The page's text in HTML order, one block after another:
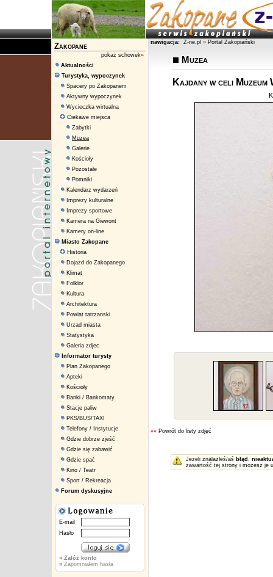
Zakopane
pokaż schowek»
Aktualności
Turystyka, wypoczynek
Spacery po Zakopanem
Aktywny wypoczynek
Wycieczka wirtualna
Ciekawe miejsca
Zabytki
Muzea
Galerie
Kościoły
Pozostałe
Pomniki
Kalendarz wydarzeń
Imprezy kulturalne
Imprezy sportowe
Kamera na Giewont
Kamery on-line
Miasto Zakopane
Historia
Dojazd do Zakopanego
Klimat
Folklor
Kultura
Architektura
Powiat tatrzanski
Urzad miasta
Statystyka
Galeria zdjec
Informator turysty
Plan Zakopanego
Apteki
Kościoły
Banki / Bankomaty
Stacje paliw
PKS/BUS/TAXI
Telefony / Instytucje
Gdzie dobrze zjeść
Gdzie się zabawić
Gdzie spać
Kino / Teatr
Sport / Rekreacja
Forum dyskusyjne
E-mail
Hasło
» Załóż konto
» Zapomniałem hasła
nawigacja: Z-ne.pl » Portal Zakopiański
Muzea
Kajdany w celi
«« Powrót do listy zdjęć
Jeżeli znalazłeś/aś błąd ,
zawartość tej strony i możesz je